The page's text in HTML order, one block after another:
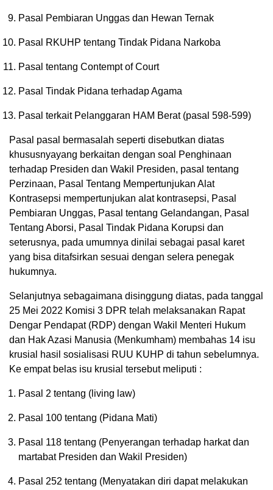
Pasal Pembiaran Unggas dan Hewan Ternak
Pasal RKUHP tentang Tindak Pidana Narkoba
Pasal tentang Contempt of Court
Pasal Tindak Pidana terhadap Agama
Pasal terkait Pelanggaran HAM Berat (pasal 598-599)
Pasal pasal bermasalah seperti disebutkan diatas
khususnyayang berkaitan dengan soal Penghinaan
terhadap Presiden dan Wakil Presiden, pasal tentang
Perzinaan, Pasal Tentang Mempertunjukan Alat
Kontrasepsi mempertunjukan alat kontrasepsi, Pasal
Pembiaran Unggas, Pasal tentang Gelandangan, Pasal
Tentang Aborsi, Pasal Tindak Pidana Korupsi dan
seterusnya, pada umumnya dinilai sebagai pasal karet
yang bisa ditafsirkan sesuai dengan selera penegak
hukumnya.
Selanjutnya sebagaimana disinggung diatas, pada tanggal
25 Mei 2022 Komisi 3 DPR telah melaksanakan Rapat
Dengar Pendapat (RDP) dengan Wakil Menteri Hukum
dan Hak Azasi Manusia (Menkumham) membahas 14 isu
krusial hasil sosialisasi RUU KUHP di tahun sebelumnya.
Ke empat belas isu krusial tersebut meliputi :
Pasal 2 tentang (living law)
Pasal 100 tentang (Pidana Mati)
Pasal 118 tentang (Penyerangan terhadap harkat dan
martabat Presiden dan Wakil Presiden)
Pasal 252 tentang (Menyatakan diri dapat melakukan